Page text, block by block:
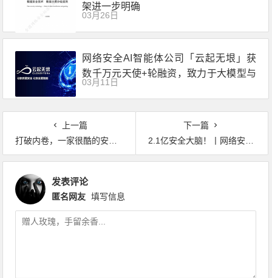
架进一步明确
03月26日
网络安全AI智能体公司「云起无垠」获
数千万元天使+轮融资，致力于大模型与
网络安全深度融合的技术研究
03月11日
上一篇
打破内卷，一家很酷的安全企业是如何炼成的——从被动到主动到对抗
下一篇
2.1亿安全大脑！丨网络安全市场项目周报（2021.12.21）
发表评论
匿名网友 填写信息